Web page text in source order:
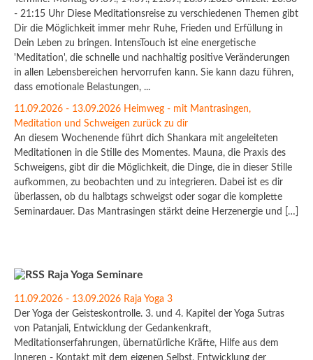
- 21:15 Uhr Diese Meditationsreise zu verschiedenen Themen gibt
Dir die Möglichkeit immer mehr Ruhe, Frieden und Erfüllung in
Dein Leben zu bringen. IntensTouch ist eine energetische
'Meditation', die schnelle und nachhaltig positive Veränderungen
in allen Lebensbereichen hervorrufen kann. Sie kann dazu führen,
dass emotionale Belastungen, ...
11.09.2026 - 13.09.2026 Heimweg - mit Mantrasingen,
Meditation und Schweigen zurück zu dir
An diesem Wochenende führt dich Shankara mit angeleiteten
Meditationen in die Stille des Momentes. Mauna, die Praxis des
Schweigens, gibt dir die Möglichkeit, die Dinge, die in dieser Stille
aufkommen, zu beobachten und zu integrieren. Dabei ist es dir
überlassen, ob du halbtags schweigst oder sogar die komplette
Seminardauer. Das Mantrasingen stärkt deine Herzenergie und […]
Raja Yoga Seminare
11.09.2026 - 13.09.2026 Raja Yoga 3
Der Yoga der Geisteskontrolle. 3. und 4. Kapitel der Yoga Sutras
von Patanjali, Entwicklung der Gedankenkraft,
Meditationserfahrungen, übernatürliche Kräfte, Hilfe aus dem
Inneren - Kontakt mit dem eigenen Selbst, Entwicklung der